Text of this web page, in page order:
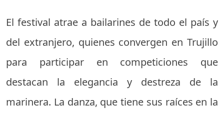
El festival atrae a bailarines de todo el país y
del extranjero, quienes convergen en Trujillo
para participar en competiciones que
destacan la elegancia y destreza de la
marinera. La danza, que tiene sus raíces en la